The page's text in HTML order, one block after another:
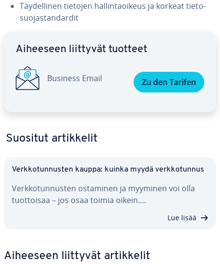
Täy­del­li­nen tietojen hal­lin­ta­oi­keus ja korkeat tie­to­
suo­jas­tan­dar­dit
Aiheeseen liittyvät tuotteet
Business Email Zu den Tarifen
Suositut ar­tik­ke­lit
Verk­ko­tun­nus­ten kauppa: kuinka myydä verk­ko­tun­nus
Verk­ko­tun­nus­ten ostaminen ja myyminen voi olla
tuot­toi­saa – jos osaa toimia oikein.…
Lue lisää
Aiheeseen liittyvät ar­tik­ke­lit